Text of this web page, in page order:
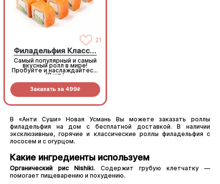
21
Филадельфия Классическая
Самый популярный и самый
вкусный ролл в мире!
Пробуйте и наслаждайтесь!
(8 шт.)
Заказать за 499R
В «Анти Суши» Новая Усмань Вы можете заказать роллы
филадельфия на дом с бесплатной доставкой. В наличии
эксклюзивные, горячие и классические роллы филадельфия с
лососем и с огурцом.
Какие ингредиенты используем
Органический рис Nishiki. Содержит грубую клетчатку —
помогает пищеварению и похудению.